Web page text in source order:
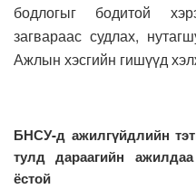
бодлогыг бодитой
загвараас судлах,
Ажлын хэсгийн гишүүд
БНСУ-д ажилгүйдлийн
тулд дараагийн
ёстой